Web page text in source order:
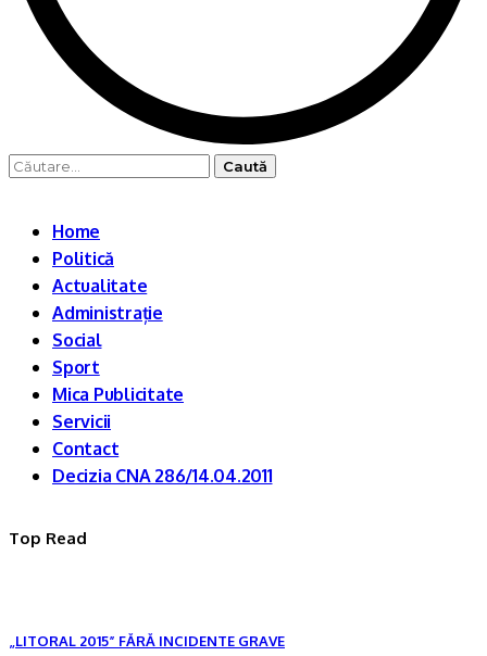
Caută
Home
Politică
Actualitate
Administrație
Social
Sport
Mica Publicitate
Servicii
Contact
Decizia CNA 286/14.04.2011
Top Read
„LITORAL 2015” FĂRĂ INCIDENTE GRAVE